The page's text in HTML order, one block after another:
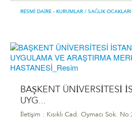
RESMI DAIRE - KURUMLAR / SAĞLIK OCAKLARI
BAŞKENT ÜNİVERSİTESİ
UYG...
İletişim : Kısıklı Cad. Oymacı Sok.